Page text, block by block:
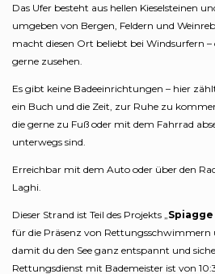
Das Ufer besteht aus hellen Kieselsteinen
umgeben von Bergen, Feldern und
macht diesen Ort beliebt bei Windsurfern –
gerne zusehen.
Es gibt keine Badeeinrichtungen – hier
ein Buch und die Zeit, zur Ruhe zu
die gerne zu Fuß oder mit dem Fahrrad
unterwegs sind.
Erreichbar mit dem Auto oder über den
Laghi.
Dieser Strand ist Teil des Projekts „
für die Präsenz von Rettungsschwimmern
damit du den See ganz entspannt und
Rettungsdienst mit Bademeister ist von